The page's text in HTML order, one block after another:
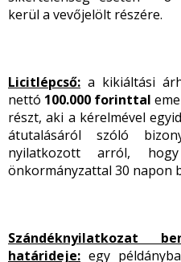
kerül a vevőjelölt részére.
Licitlépcső: a kikiáltási
nettó 100.000 forinttal
részt, aki a kérelmével
átutalásáról szóló
nyilatkozott arról,
önkormányzattal 30 napon
Szándéknyilatkozat
határideje: egy